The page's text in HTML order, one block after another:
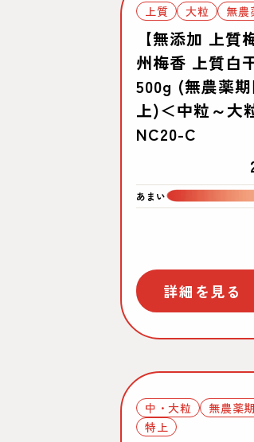
上質 大粒 無農
【無添加 上質
州梅香 上質白
500g (無農薬
上)＜中粒～大
NC20-C
あまい
詳細を見る
売り切れ
中・大粒
無農薬
特上